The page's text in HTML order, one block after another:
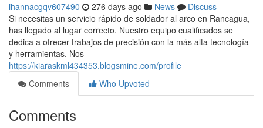
ihannacgqv607490 276 days ago News
Discuss
Si necesitas un servicio rápido de soldador al arco en Rancagua,
has llegado al lugar correcto. Nuestro equipo cualificados se
dedica a ofrecer trabajos de precisión con la más alta tecnología
y herramientas. Nos
https://kiaraskml434353.blogsmine.com/profile
Comments
Who Upvoted
Comments